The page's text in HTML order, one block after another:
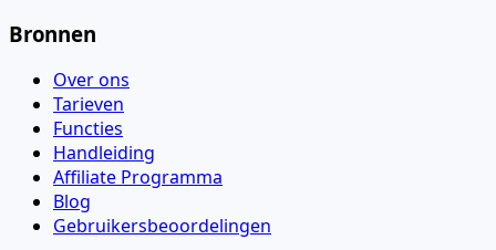
Bronnen
Over ons
Tarieven
Functies
Handleiding
Affiliate Programma
Blog
Gebruikersbeoordelingen